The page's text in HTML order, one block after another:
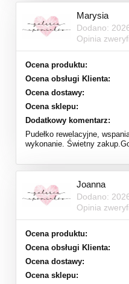
Marysia
Dodano:
Opinia
Ocena produktu:
Ocena obsługi Klienta:
Ocena dostawy:
Ocena sklepu:
Dodatkowy komentarz:
Pudełko rewelacyjne,
wykonanie. Świetny
Joanna
Dodano:
Opinia
Ocena produktu:
Ocena obsługi Klienta:
Ocena dostawy:
Ocena sklepu: